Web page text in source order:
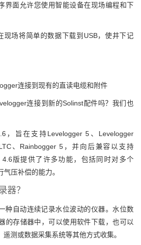
界面允许您使用智能设备在现场编程和下
现场将简单的数据下载到USB，使井下记
连接到现有的直读电缆和附件
连接到新的Solinst配件吗？我们也
，旨在支持Levelogger 5、Levelogger
、Rainbogger 5，并向后兼容以支持
4.6版提供了许多功能，包括同时对多个
压补偿的能力。
器？
种自动连续记录水位波动的仪器。水位数
的存储器中，可以使用软件下载，也可以
测或数据采集系统等其他方式收集。